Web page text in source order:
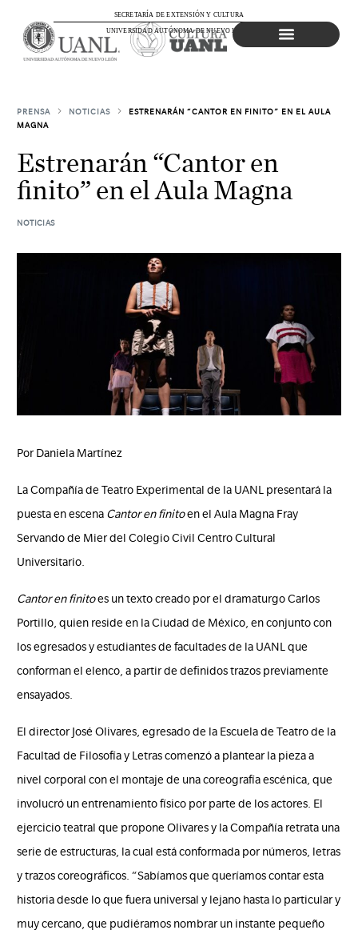
UNIVERSIDAD AUTÓNOMA DE NUEVO LEÓN
SECRETARÍA DE EXTENSIÓN Y CULTURA
PRENSA NOTICIAS
ESTRENARÁN “CANTOR EN FINITO” EN EL AULA
MAGNA
Estrenarán “Cantor en
finito” en el Aula Magna
NOTICIAS
Por Daniela Martínez
La Compañía de Teatro Experimental de la UANL presentará la
puesta en escena Cantor en finitoen el Aula Magna Fray
Servando de Mier del Colegio Civil Centro Cultural
Universitario.
Cantor en finitoes un texto creado por el dramaturgo Carlos
Portillo, quien reside en la Ciudad de México, en conjunto con
los egresados y estudiantes de facultades de la UANL que
conforman el elenco, a partir de definidos trazos previamente
ensayados.
El director José Olivares, egresado de la Escuela de Teatro de la
Facultad de Filosofía y Letras comenzó a plantear la pieza a
nivel corporal con el montaje de una coreografía escénica, que
involucró un entrenamiento físico por parte de los actores. El
ejercicio teatral que propone Olivares y la Compañía retrata una
serie de estructuras, la cual está conformada por números, letras
y trazos coreográficos. “Sabíamos que queríamos contar esta
historia desde lo que fuera universal y lejano hasta lo particular y
muy cercano, que pudiéramos nombrar un instante pequeño